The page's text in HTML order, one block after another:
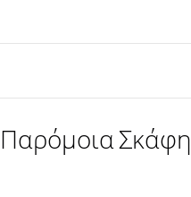
Παρόμοια Σκάφη